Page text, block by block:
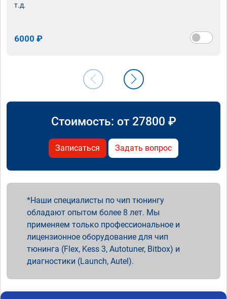
т.д.
6000 ₽
Стоимость: от 27800 ₽
Записаться Задать вопрос
Наши специалисты по чип тюнингу
обладают опытом более 8 лет. Мы
применяем только профессиональное и
лицензионное оборудование для чип
тюнинга (Flex, Kess 3, Autotuner, Bitbox) и
диагностики (Launch, Autel).